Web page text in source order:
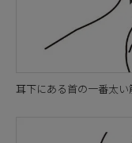
耳下にある首の一番太い